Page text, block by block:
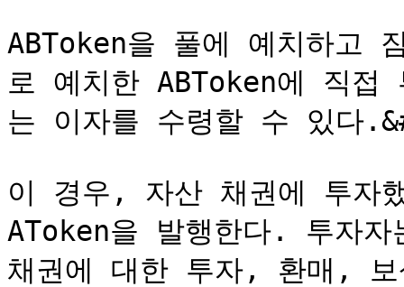
ABToken을 풀에 예치하고
로 예치한 ABToken에 직접
는 이자를 수령할 수 있다
이 경우, 자산 채권에 투자
AToken을 발행한다. 투자
채권에 대한 투자, 환매,